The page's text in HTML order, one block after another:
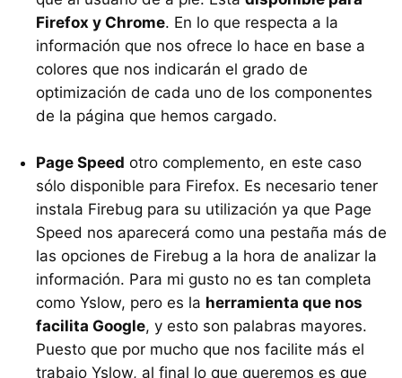
Firefox y Chrome. En lo que respecta a la
información que nos ofrece lo hace en base a
colores que nos indicarán el grado de
optimización de cada uno de los componentes
de la página que hemos cargado.
Page Speed otro complemento, en este caso
sólo disponible para Firefox. Es necesario tener
instala Firebug para su utilización ya que Page
Speed nos aparecerá como una pestaña más de
las opciones de Firebug a la hora de analizar la
información. Para mi gusto no es tan completa
como Yslow, pero es la herramienta que nos
facilita Google, y esto son palabras mayores.
Puesto que por mucho que nos facilite más el
trabajo Yslow, al final lo que queremos es que